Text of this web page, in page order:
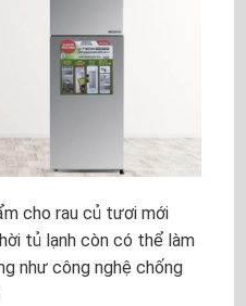
cho rau củ tươi mới
tủ lạnh còn có thể làm
như công nghệ chống